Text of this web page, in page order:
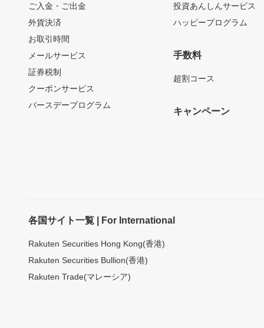
ご入金・ご出金
外貨決済
お取引時間
メールサービス
証券税制
クーポンサービス
バースデープログラム
投資あんしんサービス
ハッピープログラム
手数料
超割コース
キャンペーン
各国サイト一覧 | For International
Rakuten Securities Hong Kong(香港)
Rakuten Securities Bullion(香港)
Rakuten Trade(マレーシア)